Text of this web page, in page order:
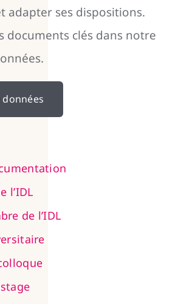
adapter ses dispositions.
documents clés dans notre
données
l’IDL
de l’IDL